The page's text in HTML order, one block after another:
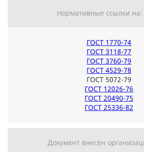
Нормативные ссылки
ГОСТ 1770-74
ГОСТ 3118-77
ГОСТ 3760-79
ГОСТ 4529-78
ГОСТ 5072-79
ГОСТ 12026-76
ГОСТ 20490-75
ГОСТ 25336-82
Документ внесен